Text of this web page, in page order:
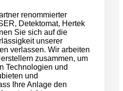
renommierter
Detektomat, Hertek
Sie sich auf die
unserer
verlassen. Wir arbeiten
zusammen, um
Technologien und
und
Ihre Anlage den